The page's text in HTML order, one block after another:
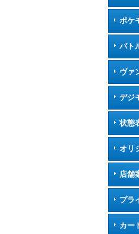
ポケ
バト
ヴァ
デジ
状態
オリ
店舗
プラ
カー